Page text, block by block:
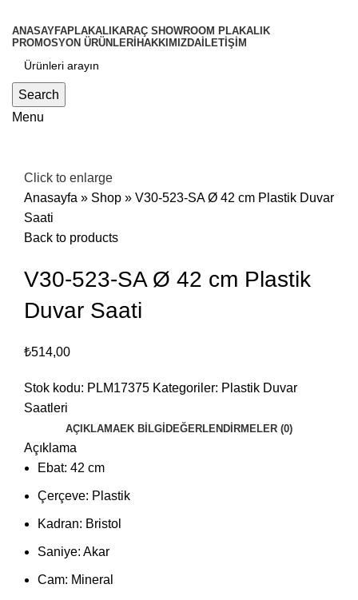
ANASAYFAPLAKALIKARAÇ SHOWROOM PLAKALIK
PROMOSYON ÜRÜNLERİ HAKKIMIZDA İLETİŞİM
Search
Menu
Click to enlarge
Anasayfa » Shop » V30-523-SA Ø 42 cm Plastik Duvar
Saati
Back to products
V30-523-SA Ø 42 cm Plastik
Duvar Saati
₺514,00
Stok kodu: PLM17375 Kategoriler: Plastik Duvar
Saatleri
AÇIKLAMAEK BILGI DEĞERLENDIRMELER (0)
Açıklama
Ebat: 42 cm
Çerçeve: Plastik
Kadran: Bristol
Saniye: Akar
Cam: Mineral